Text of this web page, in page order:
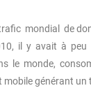
mondial de
il y avait à peu
le monde,
générant un